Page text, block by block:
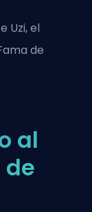
Uzi, el
de
al
de